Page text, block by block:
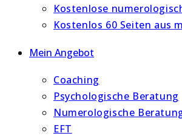
Kostenlose
Kostenlos 60 Seiten aus
Mein Angebot
Coaching
Psychologische Beratung
Numerologische
EFT